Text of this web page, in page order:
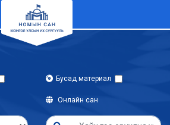
Бусад материал
Онлайн сан